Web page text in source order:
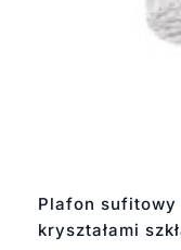
Plafon sufitowy
kryształami